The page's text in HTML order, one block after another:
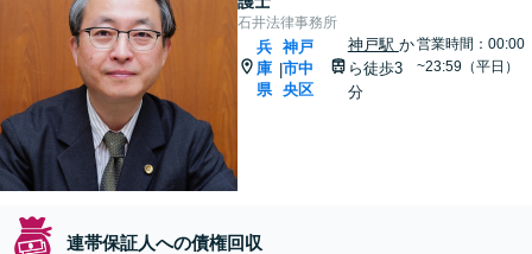
石井法律事務所
兵
庫
県
|
神戸
市中
央区
神戸駅 か
ら徒歩3
分
営業時間：00:00
~23:59（平日）
連帯保証人への債権回収